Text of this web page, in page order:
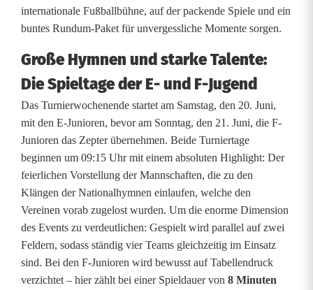
u
b
e
r
i
n
P
a
r
k
s
internationale Fußballbühne, auf der packende Spiele und ein
buntes Rundum-Paket für unvergessliche Momente sorgen.
Große Hymnen und starke Talente:
Die Spieltage der E- und F-Jugend
Das Turnierwochenende startet am Samstag, den 20. Juni,
mit den E-Junioren, bevor am Sonntag, den 21. Juni, die F-
Junioren das Zepter übernehmen. Beide Turniertage
beginnen um 09:15 Uhr mit einem absoluten Highlight: Der
feierlichen Vorstellung der Mannschaften, die zu den
Klängen der Nationalhymnen einlaufen, welche den
Vereinen vorab zugelost wurden. Um die enorme Dimension
des Events zu verdeutlichen: Gespielt wird parallel auf zwei
Feldern, sodass ständig vier Teams gleichzeitig im Einsatz
sind. Bei den F-Junioren wird bewusst auf Tabellendruck
verzichtet – hier zählt bei einer Spieldauer von 8 Minuten